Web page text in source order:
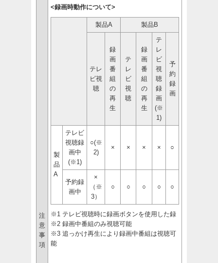
注
意
事
項
<録画時動作について>
製品A 製品B
テレ
ビ視
聴
録
画
番
組
の
再
生
テ
レ
ビ
視
聴
録
画
番
組
の
再
生
テ
レ
ビ
視
聴
録
画
(※
1)
予
約
録
画
製
品
A
テレビ
視聴録
画中
(※1)
○(※
2)
× × × × ○
予約録
画中
×
（※
3）
○ ○ ○ ○ ○
※1 テレビ視聴時に録画ボタンを使用した録
※2 録画中番組のみ視聴可能
※3 追っかけ再生により録画中番組は視聴可
能